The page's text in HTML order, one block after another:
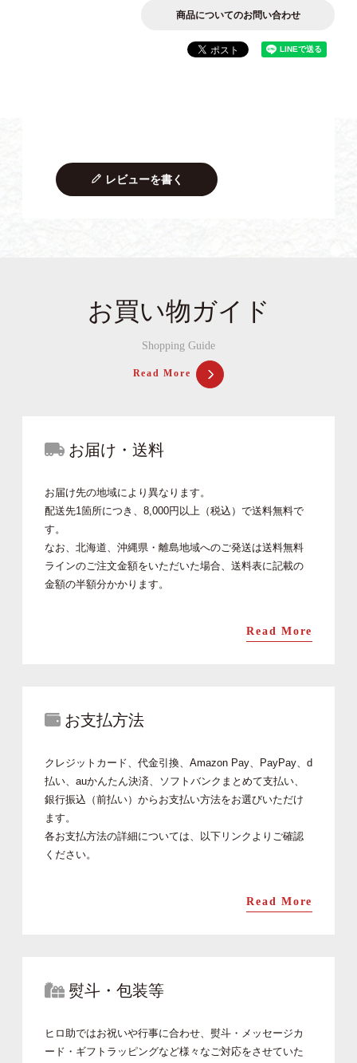
商品についてのお問い合わせ
レビューを書く
お買い物ガイド
Shopping Guide
Read More
お届け・送料
お届け先の地域により異なります。
配送先1箇所につき、8,000円以上（税込）で送料無料で
す。
なお、北海道、沖縄県・離島地域へのご発送は送料無料
ラインのご注文金額をいただいた場合、送料表に記載の
金額の半額分かかります。
Read More
お支払方法
クレジットカード、代金引換、Amazon Pay、PayPay、d
払い、auかんたん決済、ソフトバンクまとめて支払い、
銀行振込（前払い）からお支払い方法をお選びいただけ
ます。
各お支払方法の詳細については、以下リンクよりご確認
ください。
Read More
熨斗・包装等
ヒロ助ではお祝いや行事に合わせ、熨斗・メッセージカ
ード・ギフトラッピングなど様々なご対応をさせていた